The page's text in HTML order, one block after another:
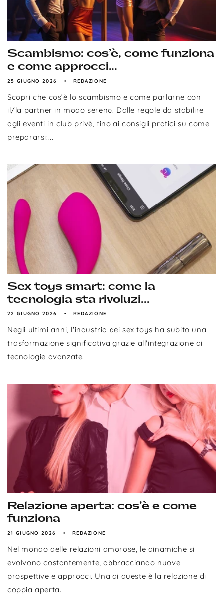
Scambismo: cos’è, come funziona
e come approcci...
25 GIUGNO 2026 REDAZIONE
Scopri che cos’è lo scambismo e come parlarne con
il/la partner in modo sereno. Dalle regole da stabilire
agli eventi in club privè, fino ai consigli pratici su come
prepararsi:...
Sex toys smart: come la
tecnologia sta rivoluzi...
22 GIUGNO 2026 REDAZIONE
Negli ultimi anni, l'industria dei sex toys ha subito una
trasformazione significativa grazie all'integrazione di
tecnologie avanzate.
Relazione aperta: cos’è e come
funziona
21 GIUGNO 2026 REDAZIONE
Nel mondo delle relazioni amorose, le dinamiche si
evolvono costantemente, abbracciando nuove
prospettive e approcci. Una di queste è la relazione di
coppia aperta.